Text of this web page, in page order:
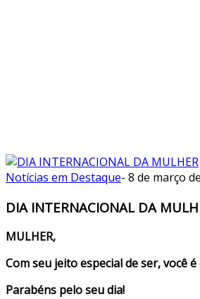
Notícias em Destaque- 8 de março
DIA INTERNACIONAL DA
MULHER,
Com seu jeito especial de ser, você
Parabéns pelo seu dia!